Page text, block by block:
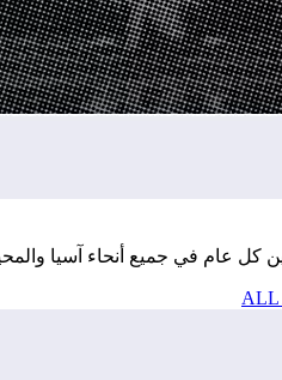
كل عام في جميع أنحاء آسيا